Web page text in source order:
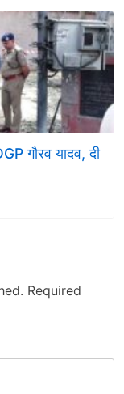
गौरव यादव, दी
Required